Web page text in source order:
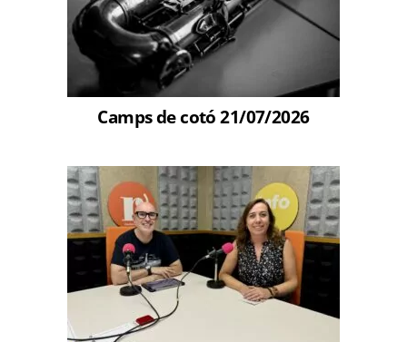
Camps de cotó 21/07/2026